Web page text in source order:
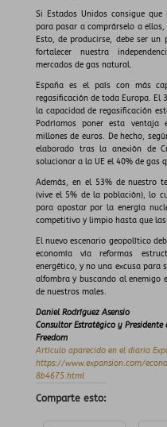
Si Estados Unidos consigue
para pasar a comprárselo a
Esto, de producirse, debe ser
fortalecer nuestra
mercados de gas natural.
España es el país con más
regasificación de toda Europa. El
la capacidad de regasificación
Podríamos poner esta ventaja
millones de euros. De hecho,
elaborado tras la anexión de
solucionar a la UE el 40% de gas
Además, en el 53% de nuestro
(vive el 5% de la población), lo
para apostar por la energía
competitivo y limpio hasta que las
El nuevo escenario geopolítico
economía vía reformas
energético, y no una excusa para
alfombra y buscando al enemigo
de nuestros males.
Daniel Rodríguez Asensio
Consultor Estratégico y
Freedom
Artículo aparecido en el diario
https://www.expansion.com/
8b4675.html
Comparte esto: